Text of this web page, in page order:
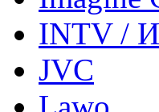
INTV /
JVC